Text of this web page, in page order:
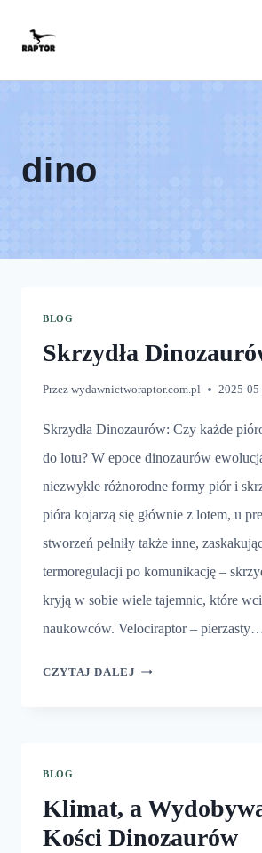
dino
BLOG
Skrzydła
Przez wydawnictworaptor.com.pl 2025-
Skrzydła Dinozaurów: Czy każde
do lotu? W epoce dinozaurów
niezwykle różnorodne formy piór i
pióra kojarzą się głównie z lotem, u
stworzeń pełniły także inne,
termoregulacji po komunikację –
kryją w sobie wiele tajemnic, które
naukowców. Velociraptor –
CZYTAJ DALEJ SKRZYDŁA
BLOG
Klimat, a
Kości Dinozaurów